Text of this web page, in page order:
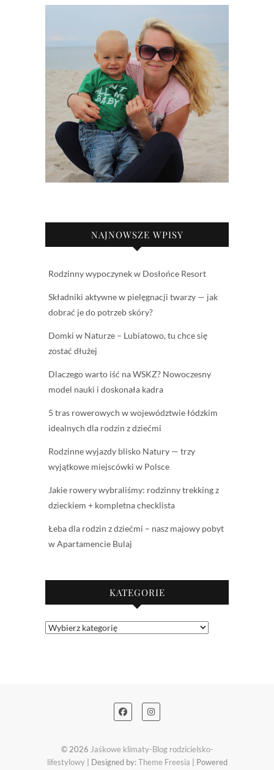
NAJNOWSZE WPISY
Rodzinny wypoczynek w Dosłońce Resort
Składniki aktywne w pielęgnacji twarzy — jak
dobrać je do potrzeb skóry?
Domki w Naturze – Lubiatowo, tu chce się
zostać dłużej
Dlaczego warto iść na WSKZ? Nowoczesny
model nauki i doskonała kadra
5 tras rowerowych w województwie łódzkim
idealnych dla rodzin z dziećmi
Rodzinne wyjazdy blisko Natury — trzy
wyjątkowe miejscówki w Polsce
Jakie rowery wybraliśmy: rodzinny trekking z
dzieckiem + kompletna checklista
Łeba dla rodzin z dziećmi – nasz majowy pobyt
w Apartamencie Bulaj
KATEGORIE
Kategorie
© 2026 Jaśkowe klimaty-Blog rodzicielsko-
lifestylowy| Designed by:Theme Freesia | Powered